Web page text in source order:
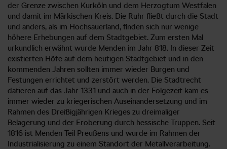
der Grenze zwischen Kurköln und dem Herzogtum Westfalen
und damit im Märkischen Kreis. Die Ruhr fließt durch die Stadt
und anders, als im Hochsauerland, finden sich nur wenige
höhere Erhebungen auf dem Stadtgebiet. Zum ersten Mal
urkundlich erwähnt wurde Menden im Jahr 818. In dieser Zeit
existierten Höfe auf dem heutigen Stadtgebiet und in den
kommenden Jahren sollten immer wieder Burgen und
Festungen errichtet und zerstört werden. Die Stadtrecht
datieren auf das Jahr 1331 und auch in der Folgezeit kam es
immer wieder zu kriegerischen Auseinandersetzung und im
Rahmen des Dreißigjährigen Krieges zu dreimaliger
Belagerung und der Eroberung durch hessische Truppen. Seit
1816 ist Menden Teil Preußens und wurde im Rahmen der
Industrialisierung zu einem Standort der Metallverarbeitung.